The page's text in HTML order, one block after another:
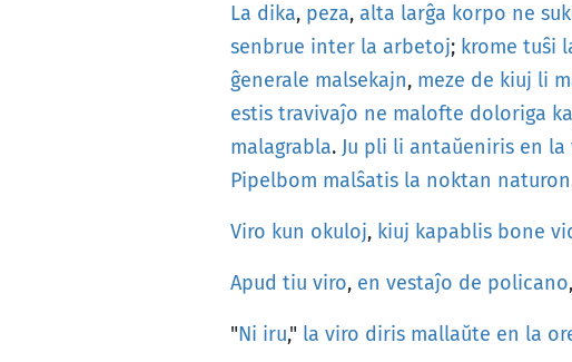
La dika, peza, alta larĝa korpo ne
senbrue inter la arbetoj; krome tuŝi
ĝenerale malsekajn, meze de kiuj li
estis travivaĵo ne malofte doloriga
malagrabla. Ju pli li antaŭeniris en la
Pipelbom malŝatis la noktan naturon
Viro kun okuloj, kiuj kapablis bone
Apud tiu viro, en vestaĵo de policano,
"Ni iru," la viro diris mallaŭte en la